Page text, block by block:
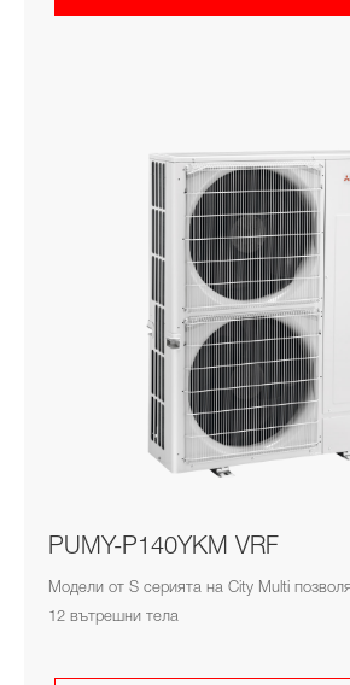
PUMY-P140YKM VRF
Модели от S серията на City Multi
12 вътрешни тела